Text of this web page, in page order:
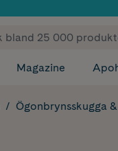
Magazine
Ögonbrynsskugga